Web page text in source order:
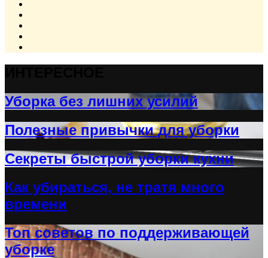
Уборка без лишних усилий
Полезные привычки для уборки
Секреты быстрой уборки кухни
Как убираться, не тратя много
времени
Топ советов по поддерживающей
уборке